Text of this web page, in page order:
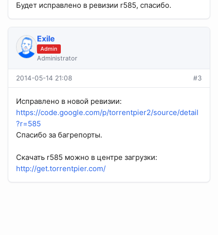
Будет исправлено в ревизии r585, спасибо.
Exile
Admin
Administrator
2014-05-14 21:08 #3
Исправлено в новой ревизии:
https://code.google.com/p/torrentpier2/source/detail
?r=585
Спасибо за багрепорты.
Скачать r585 можно в центре загрузки:
http://get.torrentpier.com/